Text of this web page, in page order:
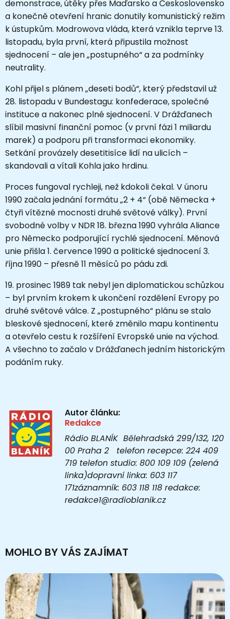
demonstrace, útěky přes Maďarsko a Československo
a konečně otevření hranic donutily komunistický režim
k ústupkům. Modrowova vláda, která vznikla teprve 13.
listopadu, byla první, která připustila možnost
sjednocení – ale jen „postupného“ a za podmínky
neutrality.
Kohl přijel s plánem „deseti bodů“, který představil už
28. listopadu v Bundestagu: konfederace, společné
instituce a nakonec plné sjednocení. V Drážďanech
slíbil masivní finanční pomoc (v první fázi 1 miliardu
marek) a podporu při transformaci ekonomiky.
Setkání provázely desetitisíce lidí na ulicích –
skandovali a vítali Kohla jako hrdinu.
Proces fungoval rychleji, než kdokoli čekal. V únoru
1990 začala jednání formátu „2 + 4“ (obě Německa +
čtyři vítězné mocnosti druhé světové války). První
svobodné volby v NDR 18. března 1990 vyhrála Aliance
pro Německo podporující rychlé sjednocení. Měnová
unie přišla 1. července 1990 a politické sjednocení 3.
října 1990 – přesně 11 měsíců po pádu zdi.
19. prosinec 1989 tak nebyl jen diplomatickou schůzkou
– byl prvním krokem k ukončení rozdělení Evropy po
druhé světové válce. Z „postupného“ plánu se stalo
bleskové sjednocení, které změnilo mapu kontinentu
a otevřelo cestu k rozšíření Evropské unie na východ.
A všechno to začalo v Drážďanech jedním historickým
podáním ruky.
Autor článku:
Redakce
Rádio BLANÍK Bělehradská 299/132, 120
00 Praha 2 telefon recepce: 224 409
719 telefon studio: 800 109 109 (zelená
linka)dopravní linka: 603 117
171záznamník: 603 118 118 redakce:
redakce1@radioblanik.cz
MOHLO BY VÁS ZAJÍMAT